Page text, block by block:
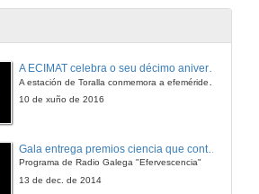
A ECIMAT celebra o seu décimo aniversario
10 de xuño de 2016
Programa de Radio Galega "Efervescencia"
13 de dec. de 2014